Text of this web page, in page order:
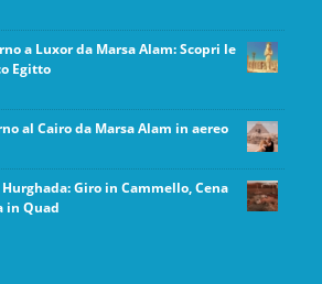
a Luxor da Marsa Alam: Scopri le
Egitto
al Cairo da Marsa Alam in aereo
Giro in Cammello, Cena
in Quad